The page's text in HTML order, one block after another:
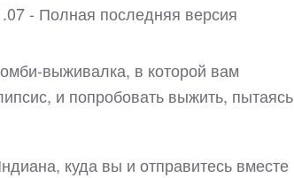
- Полная последняя версия
выживалка, в которой вам
и попробовать выжить, пытаясь
куда вы и отправитесь вместе